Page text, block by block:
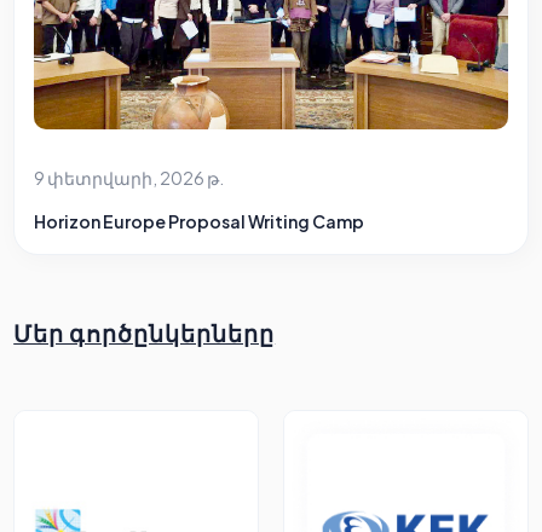
9 փետրվարի, 2026 թ.
Horizon Europe Proposal Writing Camp
Մեր գործընկերները